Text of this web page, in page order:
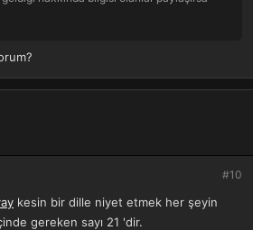
#10
kesin bir dille niyet etmek her şeyin
gereken sayı 21 'dir.